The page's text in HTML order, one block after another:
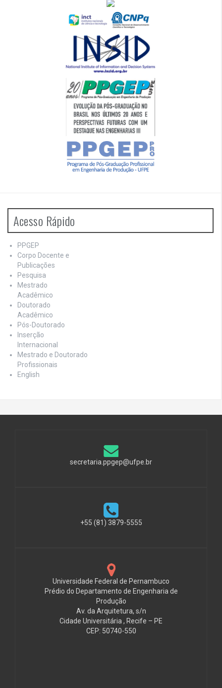
Acesso Rápido
PPGEP
Corpo Docente e
Publicações
Pesquisa
Mestrado
Acadêmico
Doutorado
Acadêmico
Pós-Doutorado
Inserção
Internacional
Mestrado e Doutorado
Profissionais
English
secretaria.ppgep@ufpe.br
+55 (81) 3879-5555
Universidade Federal de Pernambuco
Prédio do Departamento de Engenharia de
Produção
Av. da Arquitetura, s/n
Cidade Universitária , Recife – PE
CEP: 50740-550